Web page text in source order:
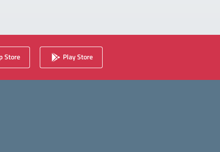
Store Play Store